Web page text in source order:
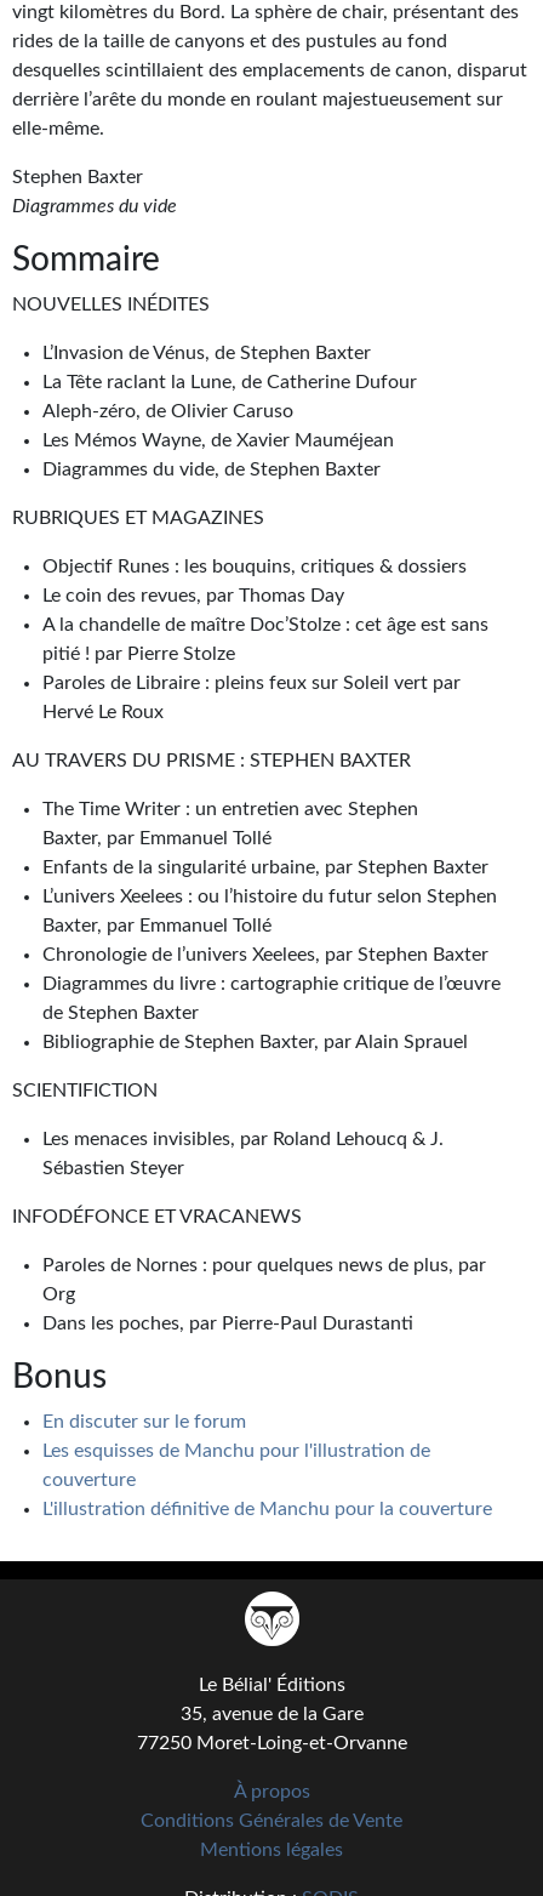
Newsletter
Le Bélial' sur Youtube
LE BLOG BIFROST
Tous les articles
Journal d'un homme des bois
FORUMS
CONTACT
Nous contacter
Support technique
vingt kilomètres du Bord. La sphère de chair, présentant des
rides de la taille de canyons et des pustules au fond
desquelles scintillaient des emplacements de canon, disparut
derrière l’arête du monde en roulant majestueusement sur
elle-même.
Stephen Baxter
Diagrammes du vide
Sommaire
NOUVELLES INÉDITES
L’Invasion de Vénus, de Stephen Baxter
La Tête raclant la Lune, de Catherine Dufour
Aleph-zéro, de Olivier Caruso
Les Mémos Wayne, de Xavier Mauméjean
Diagrammes du vide, de Stephen Baxter
RUBRIQUES ET MAGAZINES
Objectif Runes : les bouquins, critiques & dossiers
Le coin des revues, par Thomas Day
A la chandelle de maître Doc’Stolze : cet âge est sans
pitié ! par Pierre Stolze
Paroles de Libraire : pleins feux sur Soleil vert par
Hervé Le Roux
AU TRAVERS DU PRISME : STEPHEN BAXTER
The Time Writer : un entretien avec Stephen
Baxter, par Emmanuel Tollé
Enfants de la singularité urbaine, par Stephen Baxter
L’univers Xeelees : ou l’histoire du futur selon Stephen
Baxter, par Emmanuel Tollé
Chronologie de l’univers Xeelees, par Stephen Baxter
Diagrammes du livre : cartographie critique de l’œuvre
de Stephen Baxter
Bibliographie de Stephen Baxter, par Alain Sprauel
SCIENTIFICTION
Les menaces invisibles, par Roland Lehoucq & J.
Sébastien Steyer
INFODÉFONCE ET VRACANEWS
Paroles de Nornes : pour quelques news de plus, par
Org
Dans les poches, par Pierre-Paul Durastanti
Bonus
En discuter sur le forum
Les esquisses de Manchu pour l'illustration de
couverture
L'illustration définitive de Manchu pour la couverture
Le Bélial' Éditions
35, avenue de la Gare
77250 Moret-Loing-et-Orvanne
À propos
Conditions Générales de Vente
Mentions légales